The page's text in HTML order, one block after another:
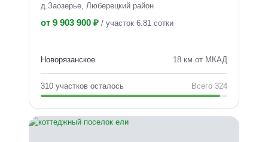
д.Заозерье, Люберецкий район
от 9 903 900 ₽ / участок 6.81 сотки
Новорязанское 18 км от МКАД
310 участков осталось Всего 324